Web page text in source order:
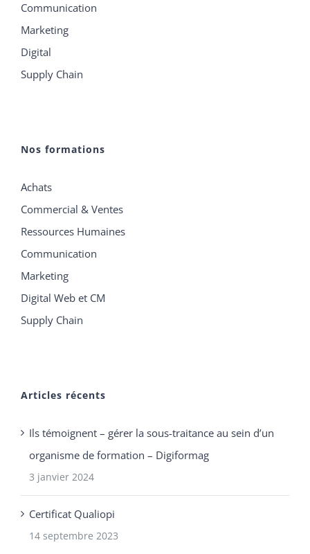
Communication
Marketing
Digital
Supply Chain
Nos formations
Achats
Commercial & Ventes
Ressources Humaines
Communication
Marketing
Digital Web et CM
Supply Chain
Articles récents
Ils témoignent – gérer la sous-traitance au sein d’un
organisme de formation – Digiformag
3 janvier 2024
Certificat Qualiopi
14 septembre 2023